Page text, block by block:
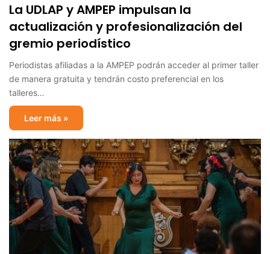
La UDLAP y AMPEP impulsan la
actualización y profesionalización del
gremio periodístico
Periodistas afiliadas a la AMPEP podrán acceder al primer taller
de manera gratuita y tendrán costo preferencial en los
talleres…
Leer más »